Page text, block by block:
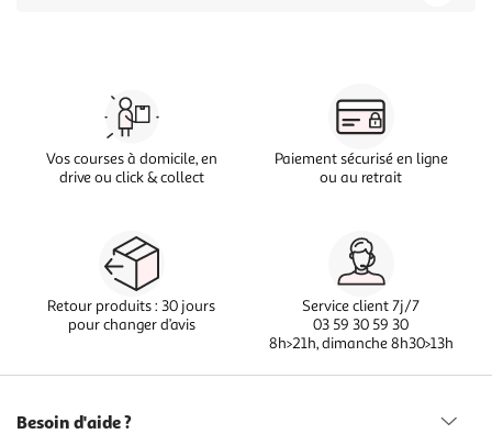
Vos courses à domicile, en
drive ou click & collect
Paiement sécurisé en ligne
ou au retrait
Retour produits : 30 jours
pour changer d’avis
Service client 7j/7
03 59 30 59 30
8h>21h, dimanche 8h30>13h
Besoin d'aide ?